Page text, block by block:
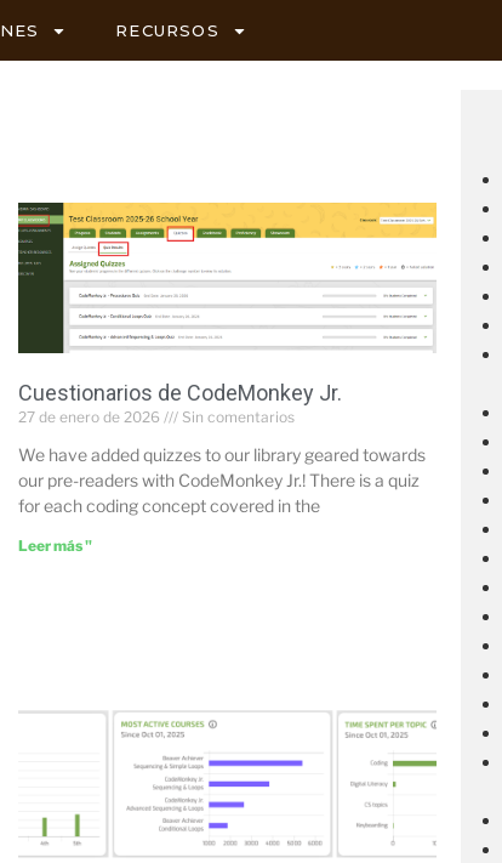
RECURSOS
Cuestionarios de CodeMonkey Jr.
27 de enero de 2026 Sin comentarios
We have added quizzes to our library geared towards
our pre-readers with CodeMonkey Jr.! There is a quiz
for each coding concept covered in the
Leer más "